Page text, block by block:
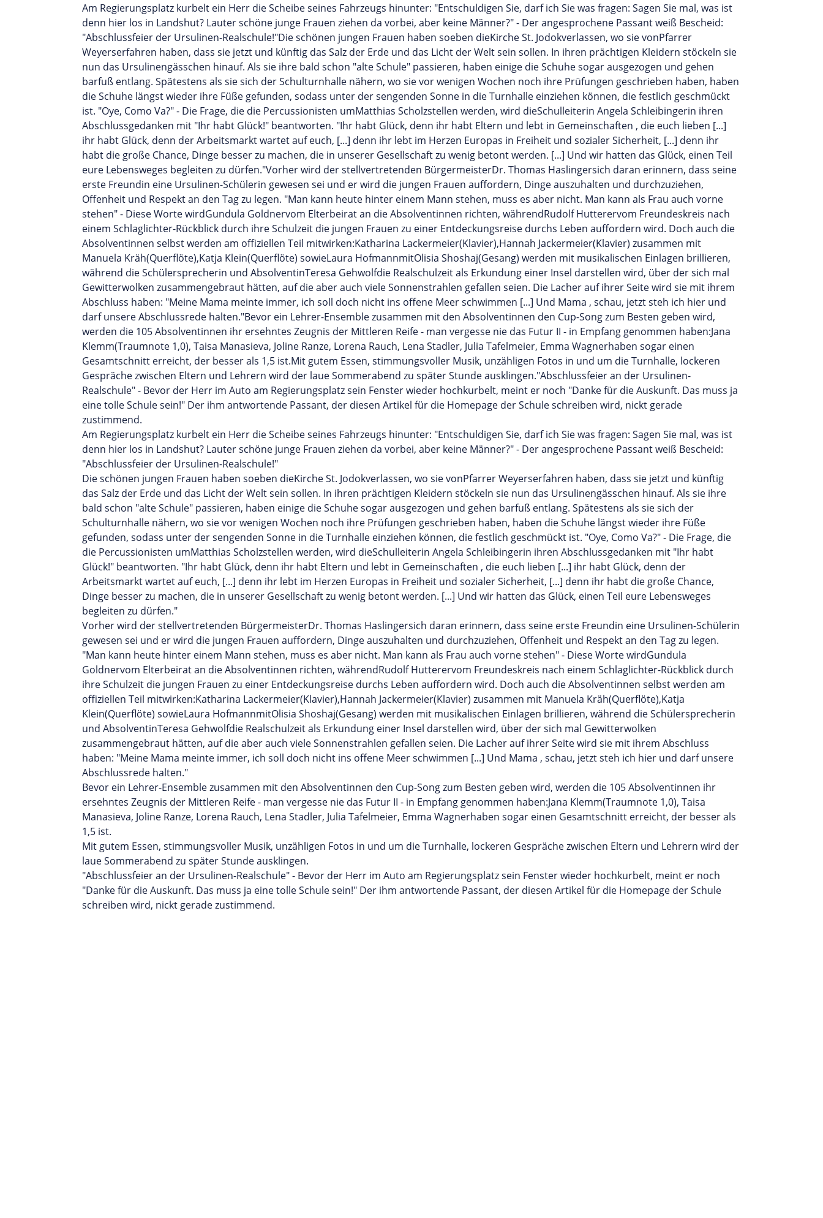
Am Regierungsplatz kurbelt ein Herr die Scheibe seines Fahrzeugs hinunter: "Entschuldigen Sie, darf ich Sie was fragen: Sagen Sie mal, was ist
denn hier los in Landshut? Lauter schöne junge Frauen ziehen da vorbei, aber keine Männer?" - Der angesprochene Passant weiß Bescheid:
"Abschlussfeier der Ursulinen-Realschule!"Die schönen jungen Frauen haben soeben dieKirche St. Jodokverlassen, wo sie vonPfarrer
Weyerserfahren haben, dass sie jetzt und künftig das Salz der Erde und das Licht der Welt sein sollen. In ihren prächtigen Kleidern stöckeln sie
nun das Ursulinengässchen hinauf. Als sie ihre bald schon "alte Schule" passieren, haben einige die Schuhe sogar ausgezogen und gehen
barfuß entlang. Spätestens als sie sich der Schulturnhalle nähern, wo sie vor wenigen Wochen noch ihre Prüfungen geschrieben haben, haben
die Schuhe längst wieder ihre Füße gefunden, sodass unter der sengenden Sonne in die Turnhalle einziehen können, die festlich geschmückt
ist. "Oye, Como Va?" - Die Frage, die die Percussionisten umMatthias Scholzstellen werden, wird dieSchulleiterin Angela Schleibingerin ihren
Abschlussgedanken mit "Ihr habt Glück!" beantworten. "Ihr habt Glück, denn ihr habt Eltern und lebt in Gemeinschaften , die euch lieben [...]
ihr habt Glück, denn der Arbeitsmarkt wartet auf euch, [...] denn ihr lebt im Herzen Europas in Freiheit und sozialer Sicherheit, [...] denn ihr
habt die große Chance, Dinge besser zu machen, die in unserer Gesellschaft zu wenig betont werden. [...] Und wir hatten das Glück, einen Teil
eure Lebensweges begleiten zu dürfen."Vorher wird der stellvertretenden BürgermeisterDr. Thomas Haslingersich daran erinnern, dass seine
erste Freundin eine Ursulinen-Schülerin gewesen sei und er wird die jungen Frauen auffordern, Dinge auszuhalten und durchzuziehen,
Offenheit und Respekt an den Tag zu legen. "Man kann heute hinter einem Mann stehen, muss es aber nicht. Man kann als Frau auch vorne
stehen" - Diese Worte wirdGundula Goldnervom Elterbeirat an die Absolventinnen richten, währendRudolf Hutterervom Freundeskreis nach
einem Schlaglichter-Rückblick durch ihre Schulzeit die jungen Frauen zu einer Entdeckungsreise durchs Leben auffordern wird. Doch auch die
Absolventinnen selbst werden am offiziellen Teil mitwirken:Katharina Lackermeier(Klavier),Hannah Jackermeier(Klavier) zusammen mit
Manuela Kräh(Querflöte),Katja Klein(Querflöte) sowieLaura HofmannmitOlisia Shoshaj(Gesang) werden mit musikalischen Einlagen brillieren,
während die Schülersprecherin und AbsolventinTeresa Gehwolfdie Realschulzeit als Erkundung einer Insel darstellen wird, über der sich mal
Gewitterwolken zusammengebraut hätten, auf die aber auch viele Sonnenstrahlen gefallen seien. Die Lacher auf ihrer Seite wird sie mit ihrem
Abschluss haben: "Meine Mama meinte immer, ich soll doch nicht ins offene Meer schwimmen [...] Und Mama , schau, jetzt steh ich hier und
darf unsere Abschlussrede halten."Bevor ein Lehrer-Ensemble zusammen mit den Absolventinnen den Cup-Song zum Besten geben wird,
werden die 105 Absolventinnen ihr ersehntes Zeugnis der Mittleren Reife - man vergesse nie das Futur II - in Empfang genommen haben:Jana
Klemm(Traumnote 1,0), Taisa Manasieva, Joline Ranze, Lorena Rauch, Lena Stadler, Julia Tafelmeier, Emma Wagnerhaben sogar einen
Gesamtschnitt erreicht, der besser als 1,5 ist.Mit gutem Essen, stimmungsvoller Musik, unzähligen Fotos in und um die Turnhalle, lockeren
Gespräche zwischen Eltern und Lehrern wird der laue Sommerabend zu später Stunde ausklingen."Abschlussfeier an der Ursulinen-
Realschule" - Bevor der Herr im Auto am Regierungsplatz sein Fenster wieder hochkurbelt, meint er noch "Danke für die Auskunft. Das muss ja
eine tolle Schule sein!" Der ihm antwortende Passant, der diesen Artikel für die Homepage der Schule schreiben wird, nickt gerade
zustimmend.
Am Regierungsplatz kurbelt ein Herr die Scheibe seines Fahrzeugs hinunter: "Entschuldigen Sie, darf ich Sie was fragen: Sagen Sie mal, was ist
denn hier los in Landshut? Lauter schöne junge Frauen ziehen da vorbei, aber keine Männer?" - Der angesprochene Passant weiß Bescheid:
"Abschlussfeier der Ursulinen-Realschule!"
Die schönen jungen Frauen haben soeben dieKirche St. Jodokverlassen, wo sie vonPfarrer Weyerserfahren haben, dass sie jetzt und künftig
das Salz der Erde und das Licht der Welt sein sollen. In ihren prächtigen Kleidern stöckeln sie nun das Ursulinengässchen hinauf. Als sie ihre
bald schon "alte Schule" passieren, haben einige die Schuhe sogar ausgezogen und gehen barfuß entlang. Spätestens als sie sich der
Schulturnhalle nähern, wo sie vor wenigen Wochen noch ihre Prüfungen geschrieben haben, haben die Schuhe längst wieder ihre Füße
gefunden, sodass unter der sengenden Sonne in die Turnhalle einziehen können, die festlich geschmückt ist. "Oye, Como Va?" - Die Frage, die
die Percussionisten umMatthias Scholzstellen werden, wird dieSchulleiterin Angela Schleibingerin ihren Abschlussgedanken mit "Ihr habt
Glück!" beantworten. "Ihr habt Glück, denn ihr habt Eltern und lebt in Gemeinschaften , die euch lieben [...] ihr habt Glück, denn der
Arbeitsmarkt wartet auf euch, [...] denn ihr lebt im Herzen Europas in Freiheit und sozialer Sicherheit, [...] denn ihr habt die große Chance,
Dinge besser zu machen, die in unserer Gesellschaft zu wenig betont werden. [...] Und wir hatten das Glück, einen Teil eure Lebensweges
begleiten zu dürfen."
Vorher wird der stellvertretenden BürgermeisterDr. Thomas Haslingersich daran erinnern, dass seine erste Freundin eine Ursulinen-Schülerin
gewesen sei und er wird die jungen Frauen auffordern, Dinge auszuhalten und durchzuziehen, Offenheit und Respekt an den Tag zu legen.
"Man kann heute hinter einem Mann stehen, muss es aber nicht. Man kann als Frau auch vorne stehen" - Diese Worte wirdGundula
Goldnervom Elterbeirat an die Absolventinnen richten, währendRudolf Hutterervom Freundeskreis nach einem Schlaglichter-Rückblick durch
ihre Schulzeit die jungen Frauen zu einer Entdeckungsreise durchs Leben auffordern wird. Doch auch die Absolventinnen selbst werden am
offiziellen Teil mitwirken:Katharina Lackermeier(Klavier),Hannah Jackermeier(Klavier) zusammen mit Manuela Kräh(Querflöte),Katja
Klein(Querflöte) sowieLaura HofmannmitOlisia Shoshaj(Gesang) werden mit musikalischen Einlagen brillieren, während die Schülersprecherin
und AbsolventinTeresa Gehwolfdie Realschulzeit als Erkundung einer Insel darstellen wird, über der sich mal Gewitterwolken
zusammengebraut hätten, auf die aber auch viele Sonnenstrahlen gefallen seien. Die Lacher auf ihrer Seite wird sie mit ihrem Abschluss
haben: "Meine Mama meinte immer, ich soll doch nicht ins offene Meer schwimmen [...] Und Mama , schau, jetzt steh ich hier und darf unsere
Abschlussrede halten."
Bevor ein Lehrer-Ensemble zusammen mit den Absolventinnen den Cup-Song zum Besten geben wird, werden die 105 Absolventinnen ihr
ersehntes Zeugnis der Mittleren Reife - man vergesse nie das Futur II - in Empfang genommen haben:Jana Klemm(Traumnote 1,0), Taisa
Manasieva, Joline Ranze, Lorena Rauch, Lena Stadler, Julia Tafelmeier, Emma Wagnerhaben sogar einen Gesamtschnitt erreicht, der besser als
1,5 ist.
Mit gutem Essen, stimmungsvoller Musik, unzähligen Fotos in und um die Turnhalle, lockeren Gespräche zwischen Eltern und Lehrern wird der
laue Sommerabend zu später Stunde ausklingen.
"Abschlussfeier an der Ursulinen-Realschule" - Bevor der Herr im Auto am Regierungsplatz sein Fenster wieder hochkurbelt, meint er noch
"Danke für die Auskunft. Das muss ja eine tolle Schule sein!" Der ihm antwortende Passant, der diesen Artikel für die Homepage der Schule
schreiben wird, nickt gerade zustimmend.